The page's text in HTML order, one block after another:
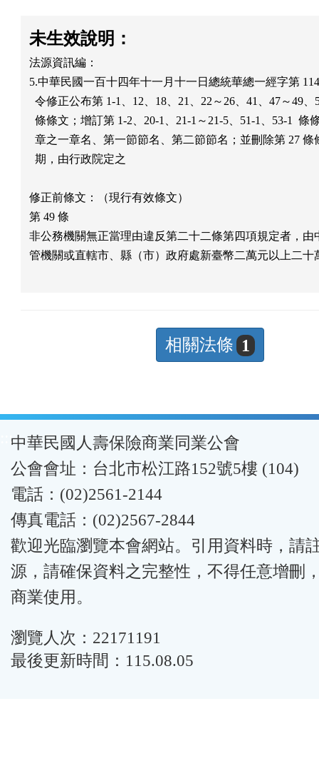
未生效說明：
法源資訊編：
5.中華民國一百十四年十一月十一日總統華總一經字第
令修正公布第 1-1、12、18、21、22～26、41、47～49
條條文；增訂第 1-2、20-1、21-1～21-5、51-1、53-1  條
章之一章名、第一節節名、第二節節名；並刪除第 27
  期，由行政院定之
修正前條文：（現行有效條文）
第 49 條
非公務機關無正當理由違反第二十二條第四項規定者，由
管機關或直轄市、縣（市）政府處新臺幣二萬元以上二十
相關法條 1
:::中華民國人壽保險商業同業公會
公會會址：台北市松江路152號5樓 (104)
電話：(02)2561-2144
傳真電話：(02)2567-2844
歡迎光臨瀏覽本會網站。引用資料時，請
源，請確保資料之完整性，不得任意增刪
商業使用。
瀏覽人次：22171191
最後更新時間：115.08.05